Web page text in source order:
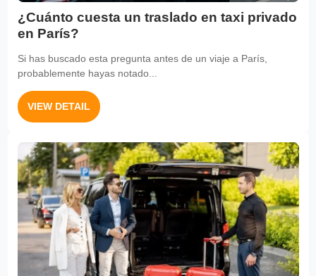
¿Cuánto cuesta un traslado en taxi privado
en París?
Si has buscado esta pregunta antes de un viaje a París,
probablemente hayas notado...
VIEW DETAIL